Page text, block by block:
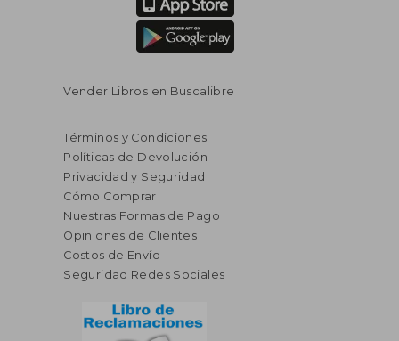
Vender Libros en Buscalibre
Términos y Condiciones
Políticas de Devolución
Privacidad y Seguridad
Cómo Comprar
Nuestras Formas de Pago
Opiniones de Clientes
Costos de Envío
Seguridad Redes Sociales